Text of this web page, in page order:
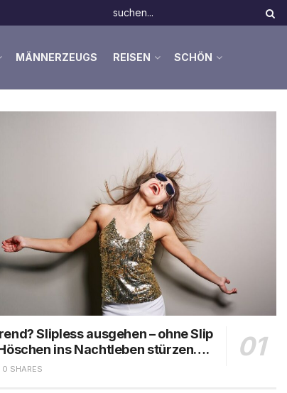
MÄNNERZEUGS REISEN SCHÖN
Slipless ausgehen – ohne Slip
ins Nachtleben stürzen….
0 SHARES